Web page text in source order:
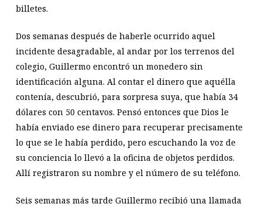
billetes.
Dos semanas después de haberle ocurrido aquel
incidente desagradable, al andar por los terrenos del
colegio, Guillermo encontró un monedero sin
identificación alguna. Al contar el dinero que aquélla
contenía, descubrió, para sorpresa suya, que había 34
dólares con 50 centavos. Pensó entonces que Dios le
había enviado ese dinero para recuperar precisamente
lo que se le había perdido, pero escuchando la voz de
su conciencia lo llevó a la oficina de objetos perdidos.
Allí registraron su nombre y el número de su teléfono.
Seis semanas más tarde Guillermo recibió una llamada